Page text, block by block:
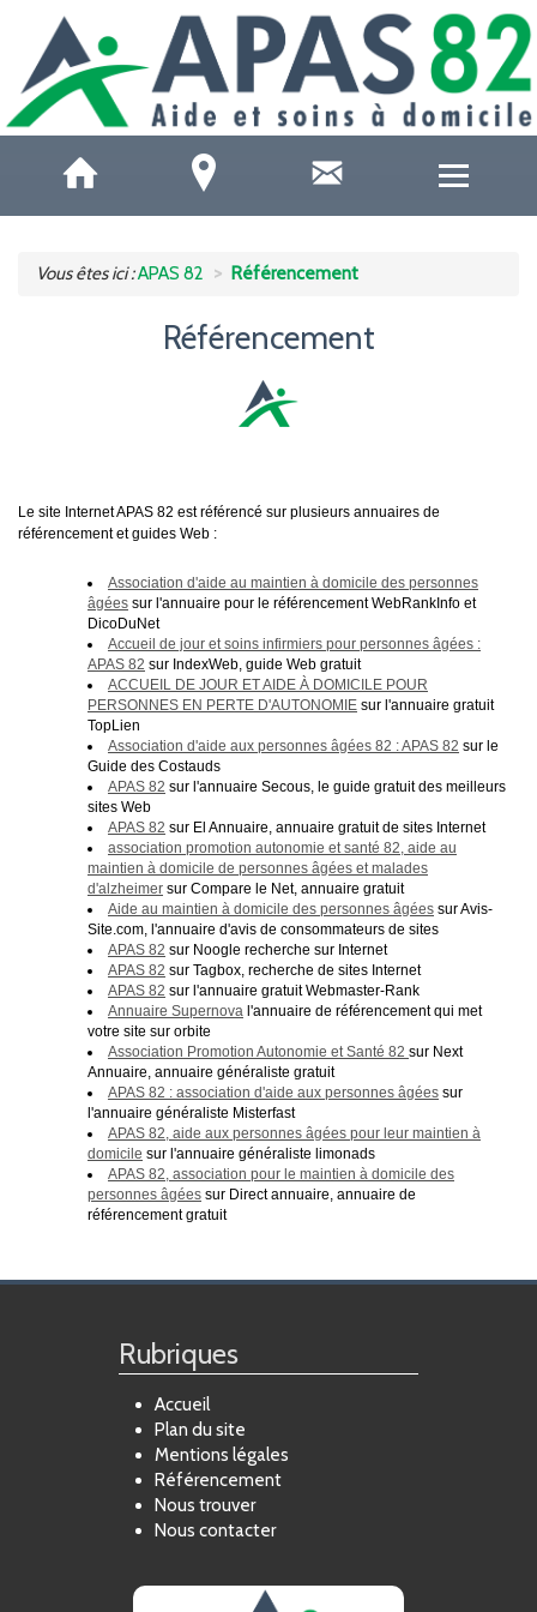
SOINS ET SANTÉ
AIDE AUX AIDANTS
RECRUTEMENT
Vous êtes ici :APAS 82 Référencement
Référencement
Le site Internet APAS 82 est référencé sur plusieurs annuaires de
référencement et guides Web :
Association d'aide au maintien à domicile des personnes
âgées sur l'annuaire pour le référencement WebRankInfo et
DicoDuNet
Accueil de jour et soins infirmiers pour personnes âgées :
APAS 82 sur IndexWeb, guide Web gratuit
ACCUEIL DE JOUR ET AIDE À DOMICILE POUR
PERSONNES EN PERTE D'AUTONOMIE sur l'annuaire gratuit
TopLien
Association d'aide aux personnes âgées 82 : APAS 82 sur le
Guide des Costauds
APAS 82 sur l'annuaire Secous, le guide gratuit des meilleurs
sites Web
APAS 82 sur El Annuaire, annuaire gratuit de sites Internet
association promotion autonomie et santé 82, aide au
maintien à domicile de personnes âgées et malades
d'alzheimer sur Compare le Net, annuaire gratuit
Aide au maintien à domicile des personnes âgées sur Avis-
Site.com, l'annuaire d'avis de consommateurs de sites
APAS 82 sur Noogle recherche sur Internet
APAS 82 sur Tagbox, recherche de sites Internet
APAS 82 sur l'annuaire gratuit Webmaster-Rank
Annuaire Supernova l'annuaire de référencement qui met
votre site sur orbite
Association Promotion Autonomie et Santé 82 sur Next
Annuaire, annuaire généraliste gratuit
APAS 82 : association d'aide aux personnes âgées sur
l'annuaire généraliste Misterfast
APAS 82, aide aux personnes âgées pour leur maintien à
domicile sur l'annuaire généraliste limonads
APAS 82, association pour le maintien à domicile des
personnes âgées sur Direct annuaire, annuaire de
référencement gratuit
Rubriques
Accueil
Plan du site
Mentions légales
Référencement
Nous trouver
Nous contacter